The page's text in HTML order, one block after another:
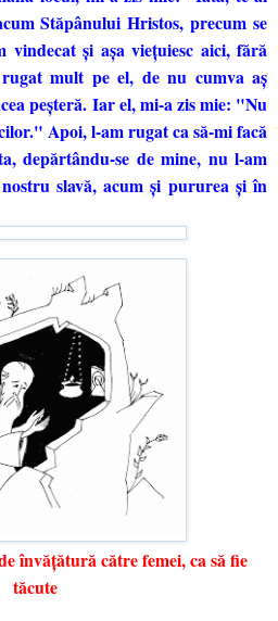
Stăpânului Hristos, precum se
vindecat şi aşa vieţuiesc aici, fără
mult pe el, de nu cumva aş
peşteră. Iar el, mi-a zis mie: "Nu
Apoi, l-am rugat ca să-mi facă
depărtându-se de mine, nu l-am
slavă, acum şi pururea şi în
învăţătură către femei, ca să fie
tăcute